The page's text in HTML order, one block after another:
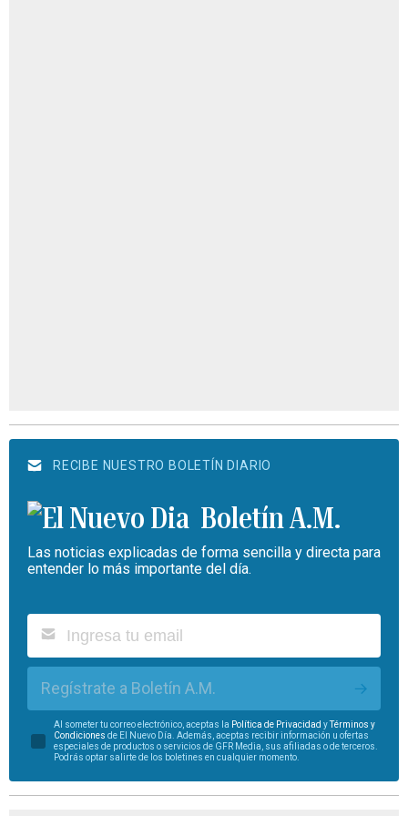
RECIBE NUESTRO BOLETÍN DIARIO
Boletín A.M.
Las noticias explicadas de forma sencilla y directa para
entender lo más importante del día.
Regístrate a Boletín A.M.
Al someter tu correo electrónico, aceptas la Política de Privacidad yTérminos y
Condiciones de El Nuevo Día. Además, aceptas recibir información u ofertas
especiales de productos o servicios de GFR Media, sus afiliadas o de terceros.
Podrás optar salirte de los boletines en cualquier momento.